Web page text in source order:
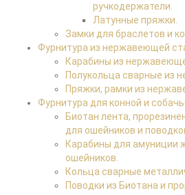
ручкодержатели.
Латунные пряжки.
Замки для браслетов и
Фурнитура из нержавеющей
Карабины из
Полукольца сварные из
Пряжки, рамки из
Фурнитура для конной и
Биотан лента,
для ошейников и
Карабины для амуниции
ошейников.
Кольца сварные
Поводки из Биотана и